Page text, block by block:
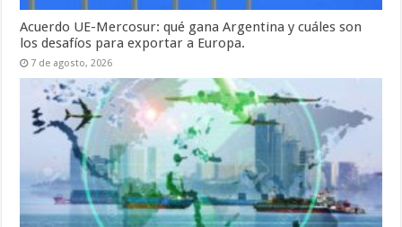
Acuerdo UE-Mercosur: qué gana Argentina y cuáles son
los desafíos para exportar a Europa.
7 de agosto, 2026